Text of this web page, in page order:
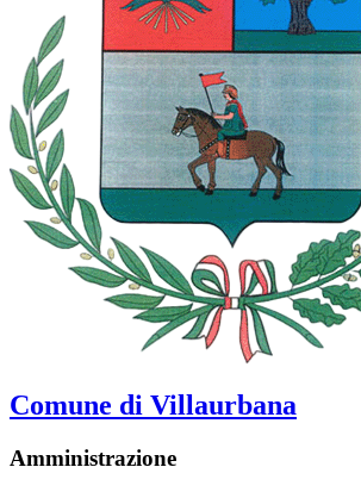
Comune di Villaurbana
Amministrazione